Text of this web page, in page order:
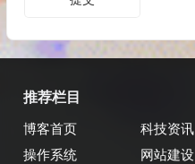
推荐栏目
博客首页 科技资讯
操作系统
网站建设